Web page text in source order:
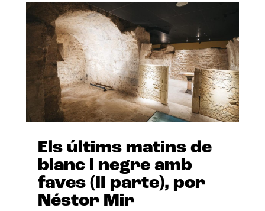
Els últims matins de
blanc i negre amb
faves (II parte), por
Néstor Mir